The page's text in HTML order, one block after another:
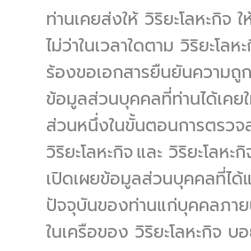
ท่านเคยส่งให้ วิริยะโลหะกิจ
ไม่ว่าในเวลาใดตาม วิริยะโล
ร้องขอเอกสารยืนยันความ
ข้อมูลส่วนบุคคลที่ท่านได้เคย
ส่วนหนึ่งในขั้นตอนการตรว
วิริยะโลหะกิจ และ วิริยะโลหะ
เปิดเผยข้อมูลส่วนบุคคลที่ได้
ปัจจุบันของท่านแก่บุคคลภา
ในเครือของ วิริยะโลหะกิจ บ